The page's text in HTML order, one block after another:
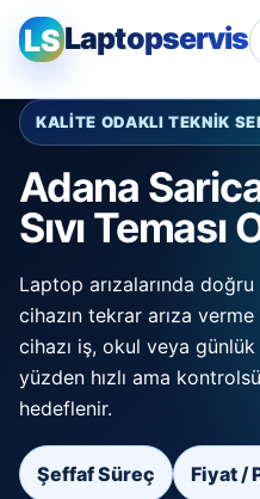
LSLaptopservis
KALİTE ODAKLI TEKNİK
Adana
Sıvı Teması
Laptop arızalarında
cihazın tekrar arıza verme
cihazı iş, okul veya
yüzden hızlı ama
hedeflenir.
Şeffaf Süreç Fiyat /